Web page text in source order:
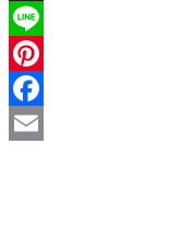
X
Line
Pinterest
Facebook